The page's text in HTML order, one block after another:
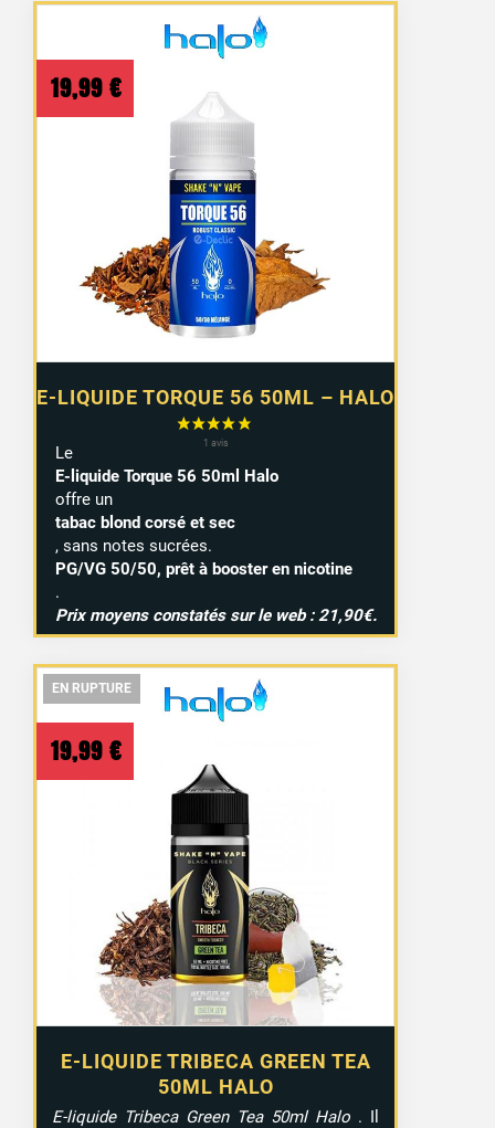
E-LIQUIDE TORQUE 56 50ML – HALO
19,99 €
Le
E-liquide Torque 56 50ml Halo
offre un
tabac blond corsé et sec
, sans notes sucrées.
PG/VG 50/50, prêt à booster en nicotine
.
Prix moyens constatés sur le web : 21,90€.
EN RUPTURE
EN RUPTURE
E-LIQUIDE TRIBECA GREEN TEA
50ML HALO
19,99 €
E-liquide Tribeca Green Tea 50ml Halo . Il
EN RUPTURE